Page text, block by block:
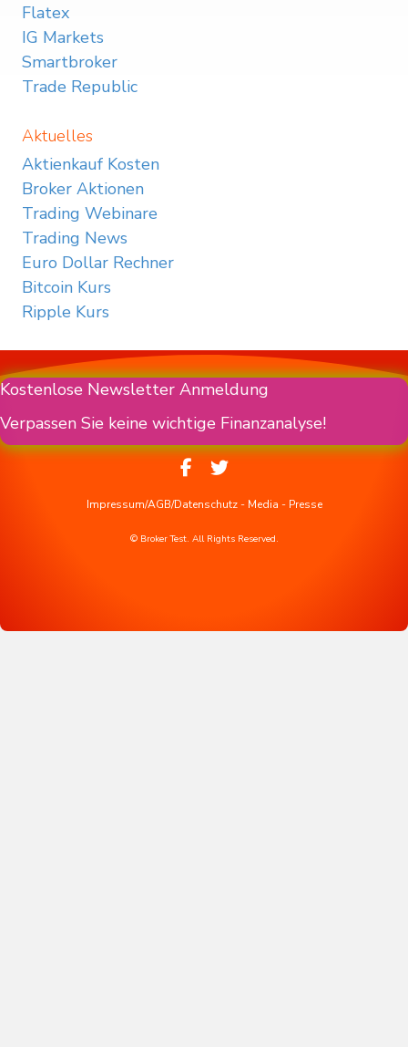
Flatex
IG Markets
Smartbroker
Trade Republic
Aktuelles
Aktienkauf Kosten
Broker Aktionen
Trading Webinare
Trading News
Euro Dollar Rechner
Bitcoin Kurs
Ripple Kurs
Kostenlose Newsletter Anmeldung
Verpassen Sie keine wichtige Finanzanalyse!
Impressum/AGB/Datenschutz- Media - Presse
© Broker Test. All Rights Reserved.